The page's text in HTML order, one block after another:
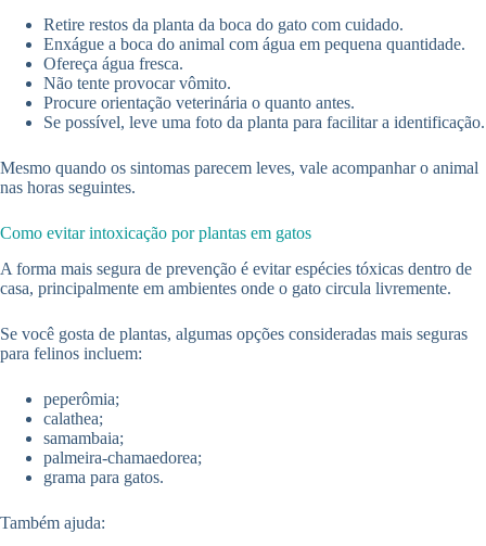
Retire restos da planta da boca do gato com cuidado.
Enxágue a boca do animal com água em pequena quantidade.
Ofereça água fresca.
Não tente provocar vômito.
Procure orientação veterinária o quanto antes.
Se possível, leve uma foto da planta para facilitar a identificação.
Mesmo quando os sintomas parecem leves, vale acompanhar o animal
nas horas seguintes.
Como evitar intoxicação por plantas em gatos
A forma mais segura de prevenção é evitar espécies tóxicas dentro de
casa, principalmente em ambientes onde o gato circula livremente.
Se você gosta de plantas, algumas opções consideradas mais seguras
para felinos incluem:
peperômia;
calathea;
samambaia;
palmeira-chamaedorea;
grama para gatos.
Também ajuda: